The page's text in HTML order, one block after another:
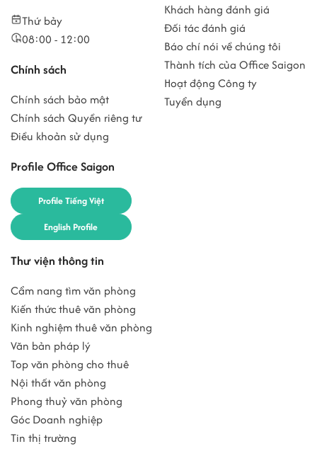
Thứ bảy
08:00 - 12:00
Chính sách
Chính sách bảo mật
Chính sách Quyền riêng tư
Điều khoản sử dụng
Profile Office Saigon
Profile Tiếng Việt
English Profile
Khách hàng đánh giá
Đối tác đánh giá
Báo chí nói về chúng tôi
Thành tích của Office Saigon
Hoạt động Công ty
Tuyển dụng
Thư viện thông tin
Cẩm nang tìm văn phòng
Kiến thức thuê văn phòng
Kinh nghiệm thuê văn phòng
Văn bản pháp lý
Top văn phòng cho thuê
Nội thất văn phòng
Phong thuỷ văn phòng
Góc Doanh nghiệp
Tin thị trường